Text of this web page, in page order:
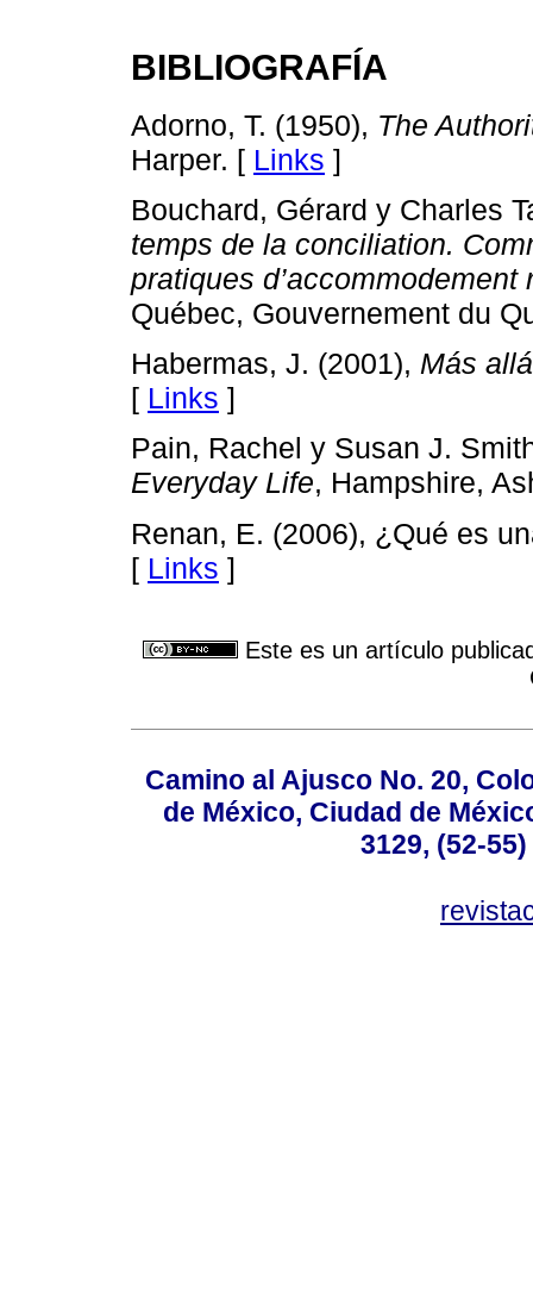
BIBLIOGRAFÍA
Adorno, T. (1950), The
Harper. [ Links ]
Bouchard, Gérard y Charles
temps de la conciliation.
pratiques
Québec, Gouvernement du
Habermas, J. (2001), Más
[ Links ]
Pain, Rachel y Susan J.
Everyday Life, Hampshire,
Renan, E. (2006), ¿Qué es
[ Links ]
Este es un artículo
Camino al Ajusco No. 20,
de México, Ciudad de
3129, (52-